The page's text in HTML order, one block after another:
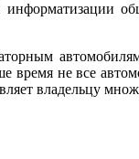
автомобилям
время не все
владельцу